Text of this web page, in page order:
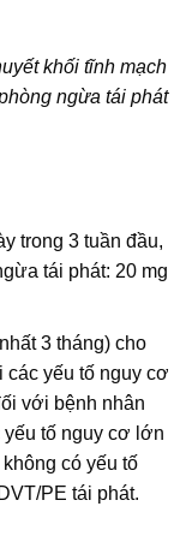
khối tĩnh mạch
ngừa tái phát
trong 3 tuần đầu,
tái phát: 20 mg
3 tháng) cho
các yếu tố nguy cơ
với bệnh nhân
tố nguy cơ lớn
có yếu tố
PE tái phát.